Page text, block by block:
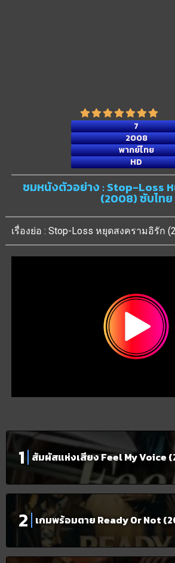
7
2008
พากย์ไทย
HD
ชมหนังตัวอย่าง : Stop-Loss
(2008) ซับไทย
เรื่องย่อ : Stop-Loss หยุดสงครามอิรัก
สัมผัสแห่งเสียง Feel My Voice
เกมพร้อมตาย Ready Or Not